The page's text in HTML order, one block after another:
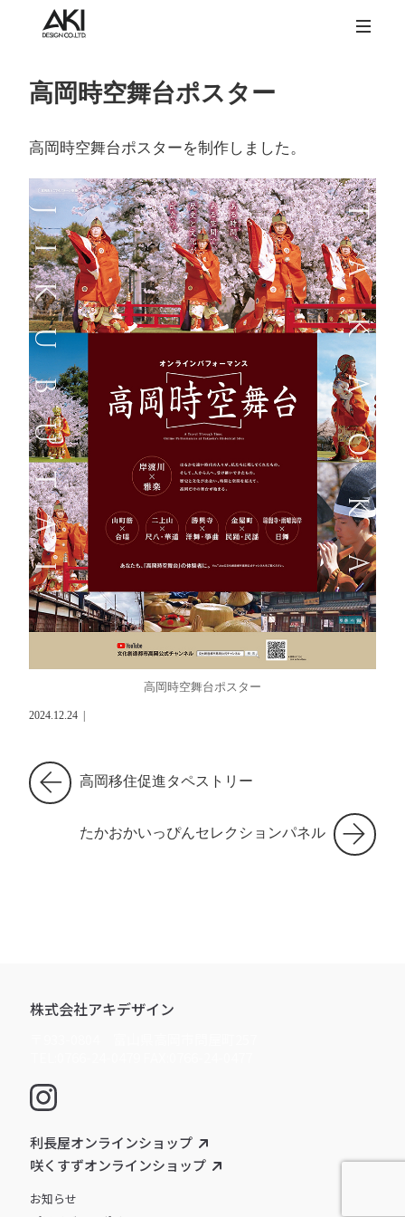
高岡時空舞台ポスター
高岡時空舞台ポスターを制作しました。
高岡時空舞台ポスター
2024.12.24
高岡移住促進タペストリー
たかおかいっぴんセレクションパネル
株式会社アキデザイン
利長屋オンラインショップ
咲くすずオンラインショップ
お知らせ